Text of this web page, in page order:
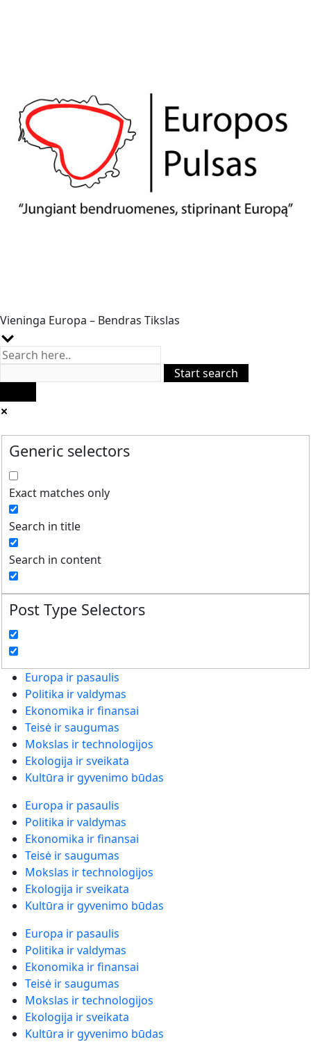
Vieninga Europa – Bendras Tikslas
Generic selectors
Exact matches only
Search in title
Search in content
Post Type Selectors
Europa ir pasaulis
Politika ir valdymas
Ekonomika ir finansai
Teisė ir saugumas
Mokslas ir technologijos
Ekologija ir sveikata
Kultūra ir gyvenimo būdas
Europa ir pasaulis
Politika ir valdymas
Ekonomika ir finansai
Teisė ir saugumas
Mokslas ir technologijos
Ekologija ir sveikata
Kultūra ir gyvenimo būdas
Europa ir pasaulis
Politika ir valdymas
Ekonomika ir finansai
Teisė ir saugumas
Mokslas ir technologijos
Ekologija ir sveikata
Kultūra ir gyvenimo būdas